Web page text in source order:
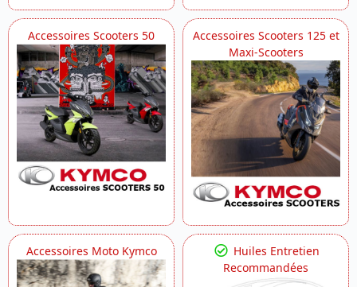
Accessoires Scooters 50
Accessoires Scooters 125 et
Maxi-Scooters
Accessoires Moto Kymco
Huiles Entretien
Recommandées